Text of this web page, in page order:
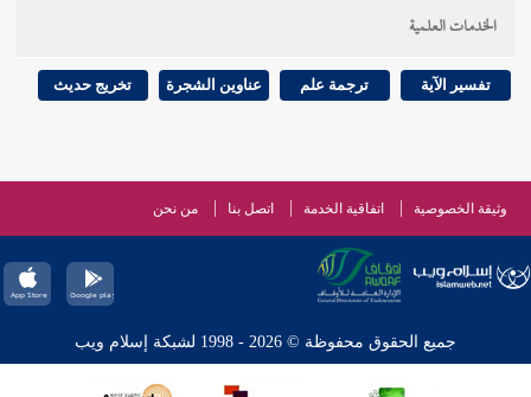
الخدمات العلمية
تفسير الآية ترجمة علم عناوين الشجرة تخريج حديث
وثيقة الخصوصية اتفاقية الخدمة اتصل بنا من نحن
جميع الحقوق محفوظة © 2026 - 1998 لشبكة إسلام ويب